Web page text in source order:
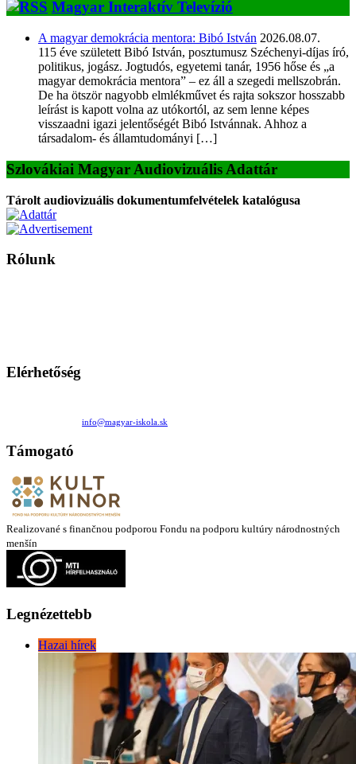
Magyar Interaktív Televízió
A magyar demokrácia mentora: Bibó István 2026.08.07.
115 éve született Bibó István, posztumusz Széchenyi-díjas író,
politikus, jogász. Jogtudós, egyetemi tanár, 1956 hőse és „a
magyar demokrácia mentora” – ez áll a szegedi mellszobrán.
De ha ötször nagyobb elmlékművet és rajta sokszor hosszabb
leírást is kapott volna az utókortól, az sem lenne képes
visszaadni igazi jelentőségét Bibó Istvánnak. Ahhoz a
társadalom- és államtudományi […]
Szlovákiai Magyar Audiovizuális Adattár
Tárolt audiovizuális dokumentumfelvételek katalógusa
Rólunk
Elérhetőség
info@magyar-iskola.sk
Támogató
Realizované s finančnou podporou Fondu na podporu kultúry národnostných
menšín
Legnézettebb
Hazai hírek